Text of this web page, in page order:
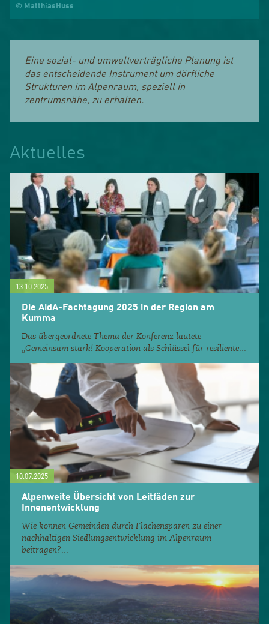
© MatthiasHuss
Eine sozial- und umweltverträgliche Planung ist
das entscheidende Instrument um dörfliche
Strukturen im Alpenraum, speziell in
zentrumsnähe, zu erhalten.
Aktuelles
13.10.2025
Die AidA-Fachtagung 2025 in der Region am
Kumma
Das übergeordnete Thema der Konferenz lautete
„Gemeinsam stark! Kooperation als Schlüssel für resiliente...
10.07.2025
Alpenweite Übersicht von Leitfäden zur
Innenentwicklung
Wie können Gemeinden durch Flächensparen zu einer
nachhaltigen Siedlungsentwicklung im Alpenraum
beitragen?...